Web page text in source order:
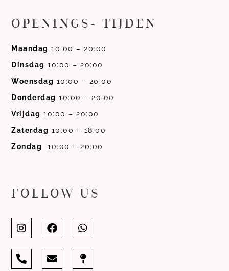
OPENINGS- TIJDEN
Maandag 10:00 – 20:00
Dinsdag 10:00 – 20:00
Woensdag 10:00 – 20:00
Donderdag 10:00 – 20:00
Vrijdag 10:00 – 20:00
Zaterdag 10:00 – 18:00
Zondag
10:00 – 20:00
FOLLOW US